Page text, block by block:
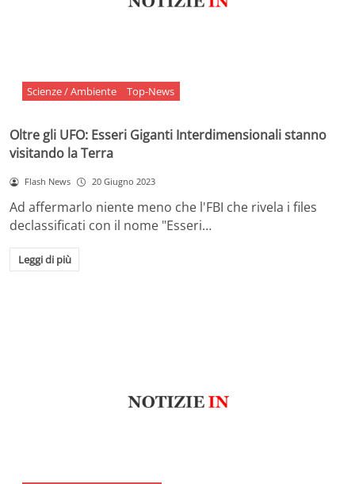
Scienze / Ambiente Top-News
Oltre gli UFO: Esseri Giganti Interdimensionali stanno
visitando la Terra
Flash News 20 Giugno 2023
Ad affermarlo niente meno che l'FBI che rivela i files
declassificati con il nome "Esseri…
Leggi di più